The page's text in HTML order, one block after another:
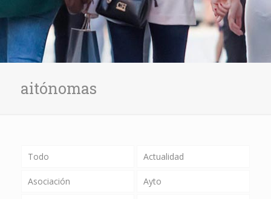
aitónomas
Todo Actualidad
Asociación Ayto